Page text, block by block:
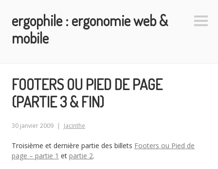
contenu
principal
ergophile : ergonomie web &
mobile
FOOTERS OU PIED DE PAGE
(PARTIE 3 & FIN)
30 janvier 2009 Jacinthe
Troisième et dernière partie des billets Footers ou Pied de
page – partie 1 et partie 2.